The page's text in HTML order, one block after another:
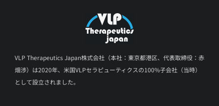
VLP Therapeutics Japan株式会社（本社：東京都港区、代表取締役：赤
畑渉）は2020年、米国VLPセラピューティクスの100%子会社（当時）
として設立されました。